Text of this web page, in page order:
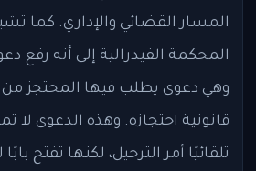
المسار القضائي والإداري. كما
وهي دعوى يطلب فيها المحتجز
قانونية احتجازه. وهذه الدعوى لا
تلقائيًا أمر الترحيل، لكنها تفتح